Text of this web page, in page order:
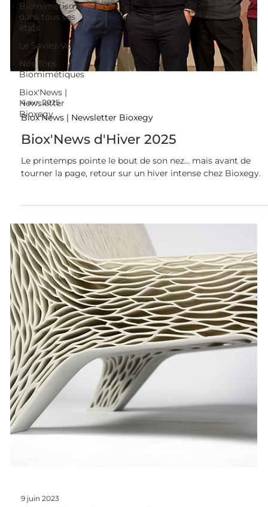
Biomimétisme
dans tous ses
états
Le Saviez-Vous ?
Nos Tops
Biomimétiques
Biox'News |
Newsletter
Bioxegy
4 avr. 2025
Biox'News | Newsletter Bioxegy
Biox'News d'Hiver 2025
Le printemps pointe le bout de son nez… mais avant de